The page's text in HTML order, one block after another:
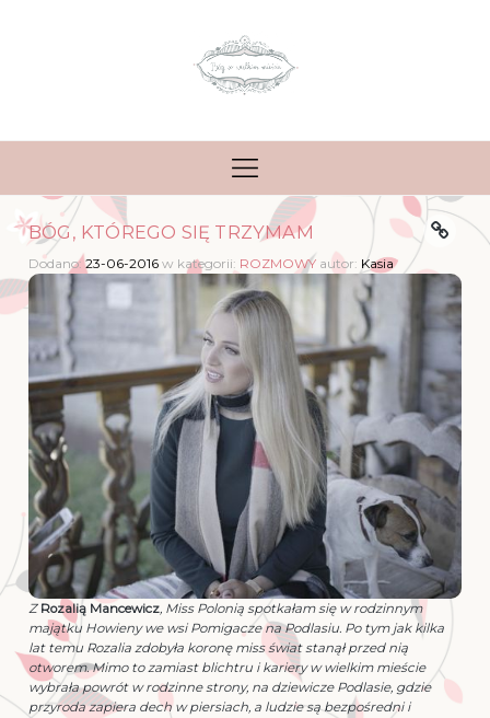
BÓG, KTÓREGO SIĘ TRZYMAM
Dodano:23-06-2016 w kategorii: ROZMOWY autor: Kasia
Z Rozalią Mancewicz, Miss Polonią spotkałam się w rodzinnym
majątku Howieny we wsi Pomigacze na Podlasiu. Po tym jak kilka
lat temu Rozalia zdobyła koronę miss świat stanął przed nią
otworem. Mimo to zamiast blichtru i kariery w wielkim mieście
wybrała powrót w rodzinne strony, na dziewicze Podlasie, gdzie
przyroda zapiera dech w piersiach, a ludzie są bezpośredni i